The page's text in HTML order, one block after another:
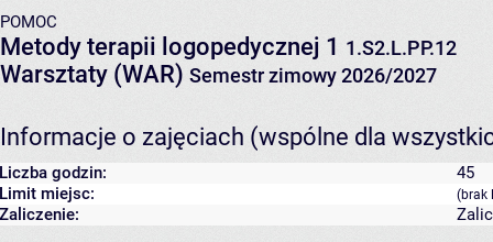
POMOC
Metody terapii logopedycznej 1 1.S2.L.PP.12
Warsztaty (WAR) Semestr zimowy 2026/2027
Informacje o zajęciach (wspólne dla
Liczba godzin:
45
Limit miejsc:
(brak
Zaliczenie: